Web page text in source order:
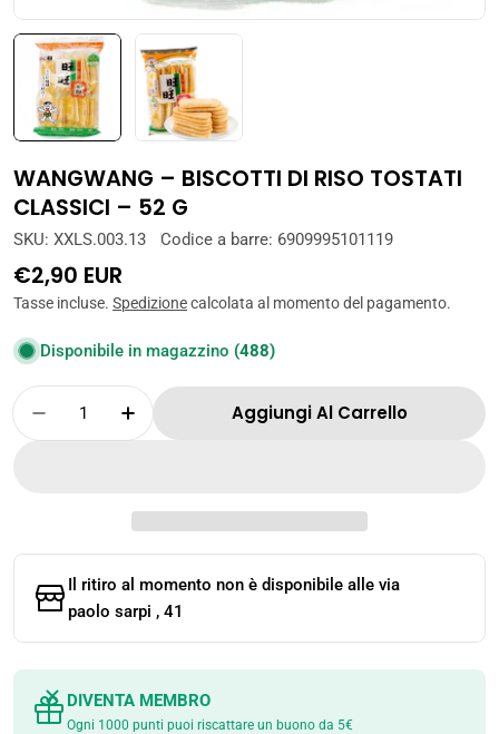
WANGWANG – BISCOTTI DI RISO TOSTATI
CLASSICI – 52 G
SKU: XXLS.003.13 Codice a barre: 6909995101119
Prezzo
normale
€2,90 EUR
Tasse incluse. Spedizionecalcolata al momento del pagamento.
Disponibile in magazzino (488)
Quantità
Diminuisci La Quantità Per WANGWANG –
Aumenta La Quantità Per
Aggiungi Al Carrello
Il ritiro al momento non è disponibile alle via
paolo sarpi , 41
DIVENTA MEMBRO
Ogni 1000 punti puoi riscattare un buono da 5€